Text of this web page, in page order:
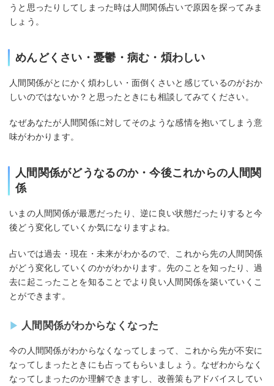
うと思ったりしてしまった時は人間関係占いで原因を探ってみま
しょう。
めんどくさい・憂鬱・病む・煩わしい
人間関係がとにかく煩わしい・面倒くさいと感じているのがおか
しいのではないか？と思ったときにも相談してみてください。
なぜあなたが人間関係に対してそのような感情を抱いてしまう意
味がわかります。
人間関係がどうなるのか・今後これからの人間関
係
いまの人間関係が最悪だったり、逆に良い状態だったりすると今
後どう変化していくか気になりますよね。
占いでは過去・現在・未来がわかるので、これから先の人間関係
がどう変化していくのかがわかります。先のことを知ったり、過
去に起こったことを知ることでより良い人間関係を築いていくこ
とができます。
人間関係がわからなくなった
今の人間関係がわからなくなってしまって、これから先が不安に
なってしまったときにも占ってもらいましょう。なぜわからなく
なってしまったのか理解できますし、改善策もアドバイスしてい